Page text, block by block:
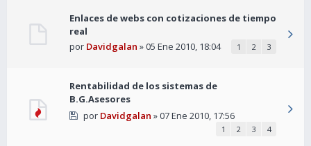
Enlaces de webs con cotizaciones de tiempo
real
por Davidgalan » 05 Ene 2010, 18:04 1 2 3
Rentabilidad de los sistemas de
B.G.Asesores
por Davidgalan » 07 Ene 2010, 17:56
1 2 3 4